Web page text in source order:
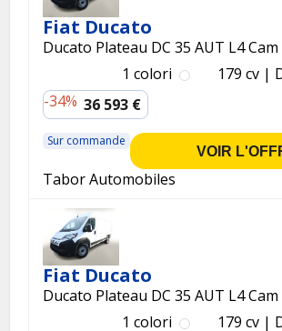
Fiat Ducato
Ducato Plateau DC 35 AUT L4 Cam
1 colori
179 cv
-34% 36 593 €
Sur commande
VOIR
Tabor Automobiles
Fiat Ducato
Ducato Plateau DC 35 AUT L4 Cam
1 colori
179 cv